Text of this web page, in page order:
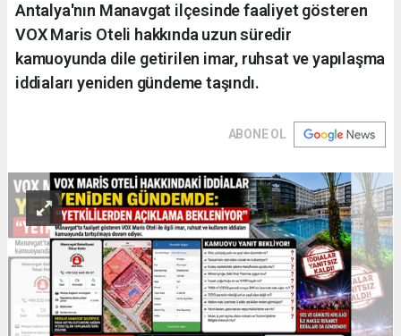
Antalya'nın Manavgat ilçesinde faaliyet gösteren
VOX Maris Oteli hakkında uzun süredir
kamuoyunda dile getirilen imar, ruhsat ve yapılaşma
iddiaları yeniden gündeme taşındı.
ABONE OL